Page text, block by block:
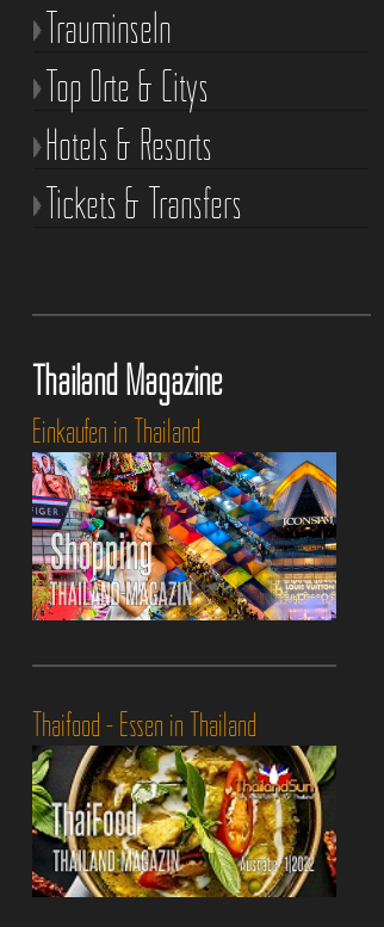
Trauminseln
Top Orte & Citys
Hotels & Resorts
Tickets & Transfers
Thailand Magazine
Einkaufen in Thailand
Thaifood - Essen in Thailand